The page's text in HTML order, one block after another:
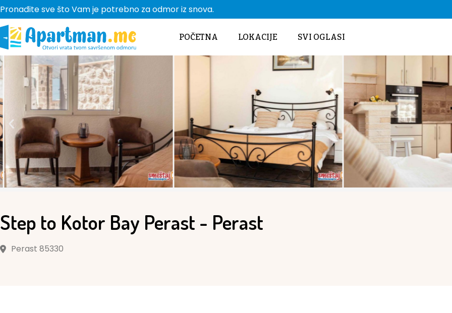
Pronađite sve što Vam je potrebno za odmor iz snova.
POČETNA LOKACIJE SVI OGLASI
Step to Kotor Bay Perast - Perast
Perast 85330